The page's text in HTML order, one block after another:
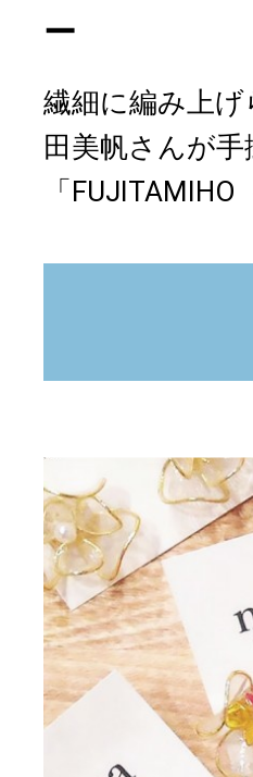
ー
繊細に編み上
田美帆さんが
「